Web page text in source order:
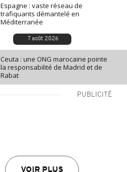
Espagne : vaste réseau de
trafiquants démantelé en
Méditerranée
7 août 2026
Ceuta : une ONG marocaine pointe
la responsabilité de Madrid et de
Rabat
PUBLICITÉ
VOIR PLUS